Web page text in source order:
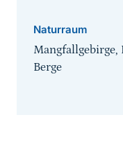
Naturraum
Mangfallgebirge,
Berge